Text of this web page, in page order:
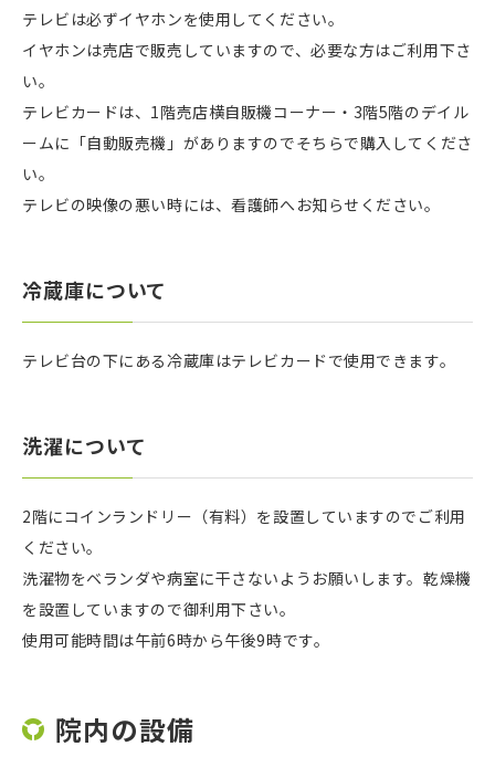
テレビは必ずイヤホンを使用してください。
イヤホンは売店で販売していますので、必要な方はご利用下さ
い。
テレビカードは、1階売店横自販機コーナー・3階5階のデイル
ームに「自動販売機」がありますのでそちらで購入してくださ
い。
テレビの映像の悪い時には、看護師へお知らせください。
冷蔵庫について
テレビ台の下にある冷蔵庫はテレビカードで使用できます。
洗濯について
2階にコインランドリー（有料）を設置していますのでご利用
ください。
洗濯物をベランダや病室に干さないようお願いします。乾燥機
を設置していますので御利用下さい。
使用可能時間は午前6時から午後9時です。
院内の設備